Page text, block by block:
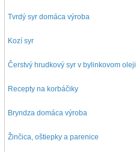
Tvrdý syr domáca výroba
Kozí syr
Čerstvý hrudkový syr v bylinkovom oleji
Recepty na korbáčiky
Bryndza domáca výroba
Žinčica, oštiepky a parenice